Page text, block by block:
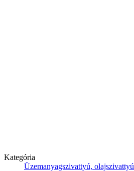
Kategória
Üzemanyagszivattyú, olajszivattyú